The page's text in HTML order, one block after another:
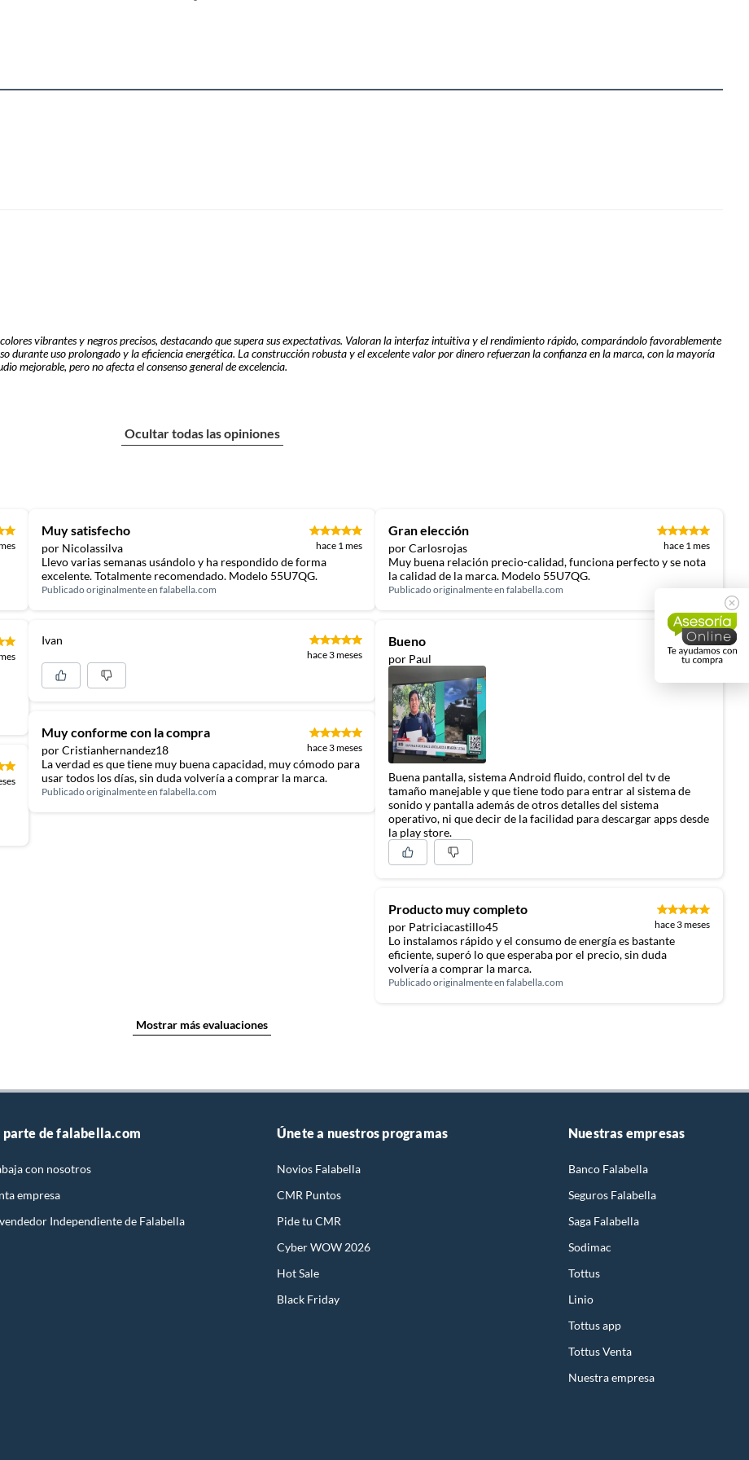
vibrantes y negros precisos, destacando que supera sus expectativas. Valoran la interfaz intuitiva y el rendimiento rápido, comparándolo favorablemente
durante uso prolongado y la eficiencia energética. La construcción robusta y el excelente valor por dinero refuerzan la confianza en la marca, con la mayoría
mejorable, pero no afecta el consenso general de excelencia.
Ocultar todas las opiniones
Muy satisfecho
por Nicolassilva hace 1 mes
Llevo varias semanas usándolo y ha respondido de forma
excelente. Totalmente recomendado. Modelo 55U7QG.
Publicado originalmente en falabella.com
Ivan
hace 3 meses
Muy conforme con la compra
por Cristianhernandez18 hace 3 meses
La verdad es que tiene muy buena capacidad, muy cómodo para
usar todos los días, sin duda volvería a comprar la marca.
Publicado originalmente en falabella.com
Gran elección
por Carlosrojas hace 1 mes
Muy buena relación precio-calidad, funciona perfecto y se nota
la calidad de la marca. Modelo 55U7QG.
Publicado originalmente enfalabella.com
Bueno
por Paul hace 3 meses
Buena pantalla, sistema Android fluido, control del tv de
tamaño manejable y que tiene todo para entrar al sistema de
sonido y pantalla además de otros detalles del sistema
operativo, ni que decir de la facilidad para descargar apps desde
la play store.
Producto muy completo
por Patriciacastillo45 hace 3 meses
Lo instalamos rápido y el consumo de energía es bastante
eficiente, superó lo que esperaba por el precio, sin duda
volvería a comprar la marca.
Publicado originalmente enfalabella.com
Mostrar más evaluaciones
parte de falabella.com
con nosotros
empresa
Independiente de Falabella
Únete a nuestros programas
Novios Falabella
CMR Puntos
Pide tu CMR
Cyber WOW 2026
Hot Sale
Black Friday
Nuestras empresas
Banco Falabella
Seguros Falabella
Saga Falabella
Sodimac
Tottus
Linio
Tottus app
Tottus Venta
Nuestra empresa